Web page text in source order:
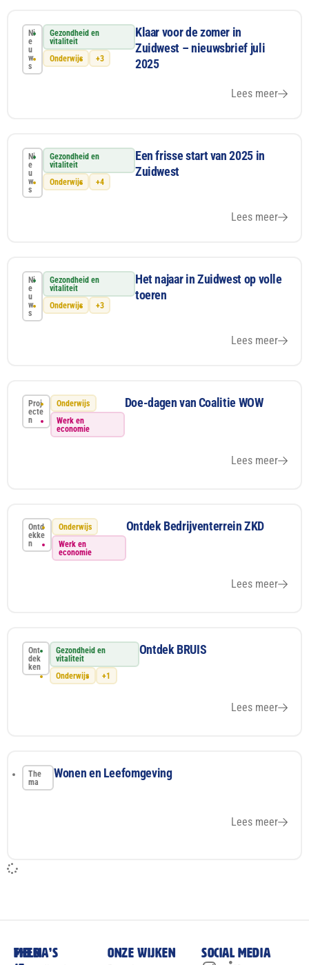
Ni
e
u
w
s
Gezondheid en
vitaliteit
Onderwijs
+3
Klaar voor de zomer in
Zuidwest – nieuwsbrief juli
2025
Lees meer
Ni
e
u
w
s
Gezondheid en
vitaliteit
Onderwijs
+4
Een frisse start van 2025 in
Zuidwest
Lees meer
Ni
e
u
w
s
Gezondheid en
vitaliteit
Onderwijs
+3
Het najaar in Zuidwest op volle
toeren
Lees meer
Proj
ecte
n
Onderwijs
Werk en
economie
Doe-dagen van Coalitie WOW
Lees meer
Ontd
ekke
n
Onderwijs
Werk en
economie
Ontdek Bedrijventerrein ZKD
Lees meer
Ont
dek
ken
Gezondheid en
vitaliteit
Onderwijs
+1
Ontdek BRUIS
Lees meer
The
ma
Wonen en Leefomgeving
Lees meer
Meld
Thema’s Onze wijken Social media